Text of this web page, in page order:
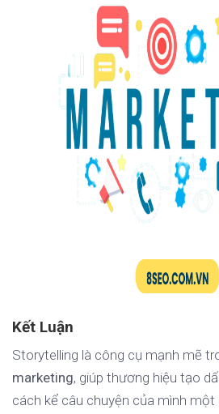
Kết Luận
Storytelling là công cụ mạnh mẽ
marketing, giúp thương hiệu tạo
cách kể câu chuyện của mình